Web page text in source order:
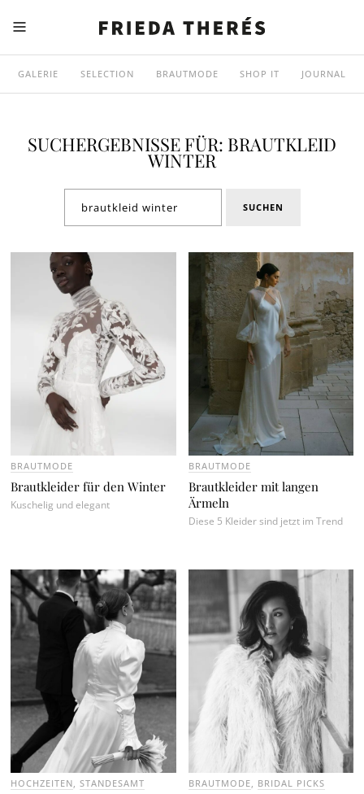
GALERIE SELECTION BRAUTMODE SHOP IT JOURNAL
SUCHERGEBNISSE FÜR: BRAUTKLEID
WINTER
BRAUTMODE
Brautkleider für den Winter
Kuschelig und elegant
BRAUTMODE
Brautkleider mit langen
Ärmeln
Diese 5 Kleider sind jetzt im Trend
HOCHZEITEN ,STANDESAMT BRAUTMODE BRIDAL PICKS